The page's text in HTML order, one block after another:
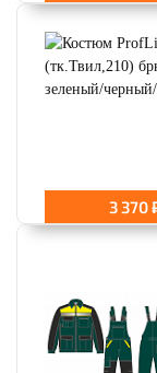
3 370